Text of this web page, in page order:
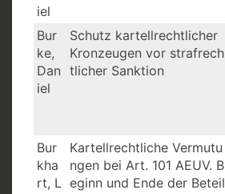
iel
Bur
ke,
Dan
iel
Schutz kartellrechtlicher
Kronzeugen vor strafrech
tlicher Sanktion
Bur
kha
rt, L
Kartellrechtliche Vermutu
ngen bei Art. 101 AEUV. B
eginn und Ende der Beteil